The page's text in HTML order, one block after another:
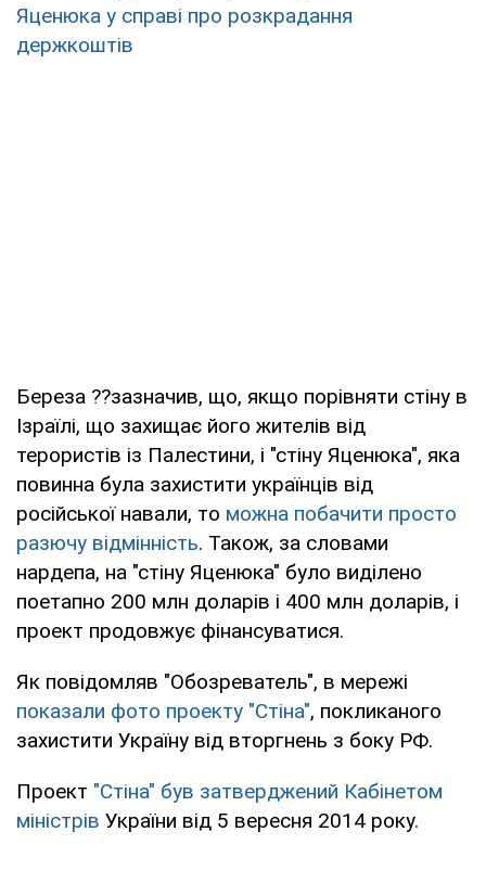
Яценюка у справі про розкрадання
держкоштів
Береза ??зазначив, що, якщо порівняти стіну в
Ізраїлі, що захищає його жителів від
терористів із Палестини, і "стіну Яценюка", яка
повинна була захистити українців від
російської навали, то можна побачити просто
разючу відмінність. Також, за словами
нардепа, на "стіну Яценюка" було виділено
поетапно 200 млн доларів і 400 млн доларів, і
проект продовжує фінансуватися.
Як повідомляв "Обозреватель", в мережі
показали фото проекту "Стіна", покликаного
захистити Україну від вторгнень з боку РФ.
Проект "Стіна" був затверджений Кабінетом
міністрів України від 5 вересня 2014 року.